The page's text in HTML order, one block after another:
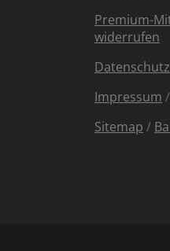
Premium-
widerrufen
Datenschutz
Impressum /
Sitemap /